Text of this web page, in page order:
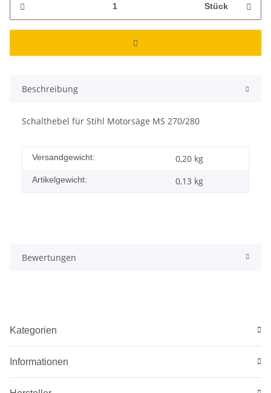
Stück
Beschreibung
Schalthebel für Stihl Motorsäge MS 270/280
Versandgewicht: 0,20 kg
Artikelgewicht: 0,13 kg
Bewertungen
Kategorien
Informationen